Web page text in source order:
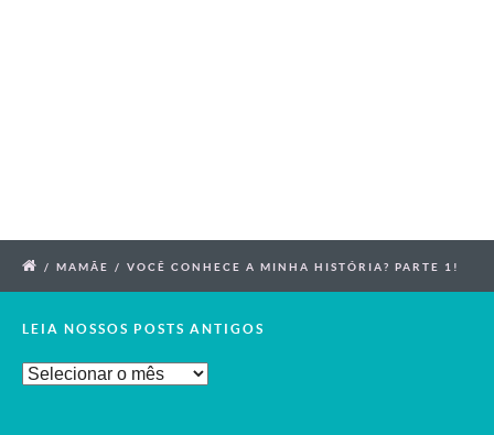
/ MAMÃE / VOCÊ CONHECE A MINHA HISTÓRIA? PARTE 1!
LEIA NOSSOS POSTS ANTIGOS
Leia